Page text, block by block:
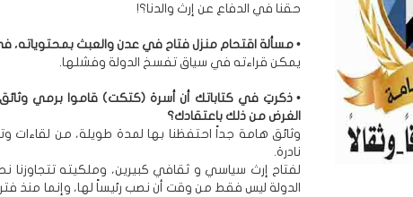
حقنا في الدفاع عن إرث والدنا؟!
• مسألة اقتحام منزل فتاح في عدن والعبث بمحتوياته،
يمكن قراءته في سياق تفسخ الدولة وفشلها.
• ذكرتِ في كتاباتك أن أسرة (كتكت) قاموا برمي
الغرض من ذلك باعتقادك؟
وثائق هامة جداً احتفظنا بها لمدة طويلة، من لقاءات
نادرة.
لفتاح إرث سياسي و ثقافي كبيرين، وملكيته تتجاوزنا
الدولة ليس فقط من وقت أن نصب رئيساً لها، وإنما منذ